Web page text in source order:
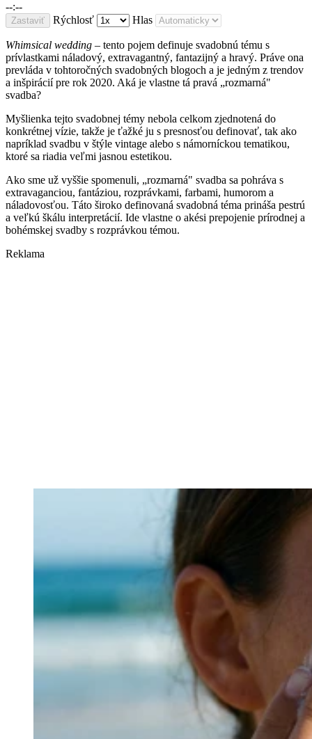
--:--
Zastaviť Rýchlosť Hlas
Whimsical wedding – tento pojem definuje svadobnú tému s
prívlastkami náladový, extravagantný, fantazijný a hravý. Práve ona
prevláda v tohtoročných svadobných blogoch a je jedným z trendov
a inšpirácií pre rok 2020. Aká je vlastne tá pravá „rozmarná"
svadba?
Myšlienka tejto svadobnej témy nebola celkom zjednotená do
konkrétnej vízie, takže je ťažké ju s presnosťou definovať, tak ako
napríklad svadbu v štýle vintage alebo s námorníckou tematikou,
ktoré sa riadia veľmi jasnou estetikou.
Ako sme už vyššie spomenuli, „rozmarná" svadba sa pohráva s
extravaganciou, fantáziou, rozprávkami, farbami, humorom a
náladovosťou. Táto široko definovaná svadobná téma prináša pestrú
a veľkú škálu interpretácií. Ide vlastne o akési prepojenie prírodnej a
bohémskej svadby s rozprávkou témou.
Reklama